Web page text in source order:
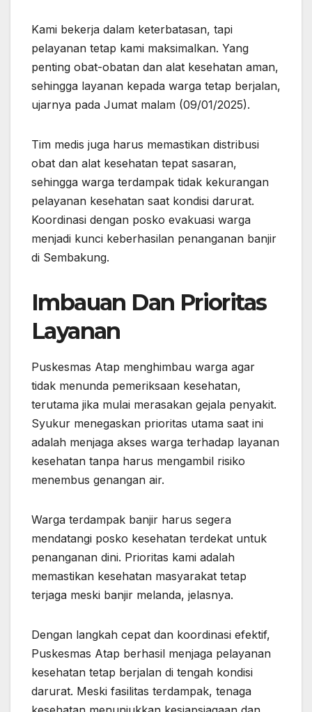
Kami bekerja dalam keterbatasan, tapi
pelayanan tetap kami maksimalkan. Yang
penting obat-obatan dan alat kesehatan aman,
sehingga layanan kepada warga tetap berjalan,
ujarnya pada Jumat malam (09/01/2025).
Tim medis juga harus memastikan distribusi
obat dan alat kesehatan tepat sasaran,
sehingga warga terdampak tidak kekurangan
pelayanan kesehatan saat kondisi darurat.
Koordinasi dengan posko evakuasi warga
menjadi kunci keberhasilan penanganan banjir
di Sembakung.
Imbauan Dan Prioritas
Layanan
Puskesmas Atap menghimbau warga agar
tidak menunda pemeriksaan kesehatan,
terutama jika mulai merasakan gejala penyakit.
Syukur menegaskan prioritas utama saat ini
adalah menjaga akses warga terhadap layanan
kesehatan tanpa harus mengambil risiko
menembus genangan air.
Warga terdampak banjir harus segera
mendatangi posko kesehatan terdekat untuk
penanganan dini. Prioritas kami adalah
memastikan kesehatan masyarakat tetap
terjaga meski banjir melanda, jelasnya.
Dengan langkah cepat dan koordinasi efektif,
Puskesmas Atap berhasil menjaga pelayanan
kesehatan tetap berjalan di tengah kondisi
darurat. Meski fasilitas terdampak, tenaga